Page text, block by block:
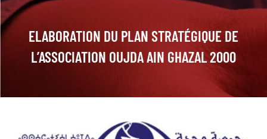
ELABORATION DU PLAN STRATÉGIQUE DE
L’ASSOCIATION OUJDA AIN GHAZAL 2000